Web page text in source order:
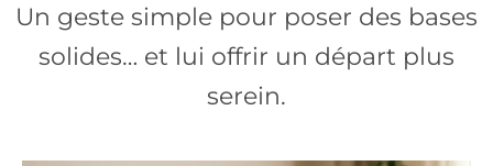
Un geste simple pour poser des bases
solides… et lui offrir un départ plus
serein.